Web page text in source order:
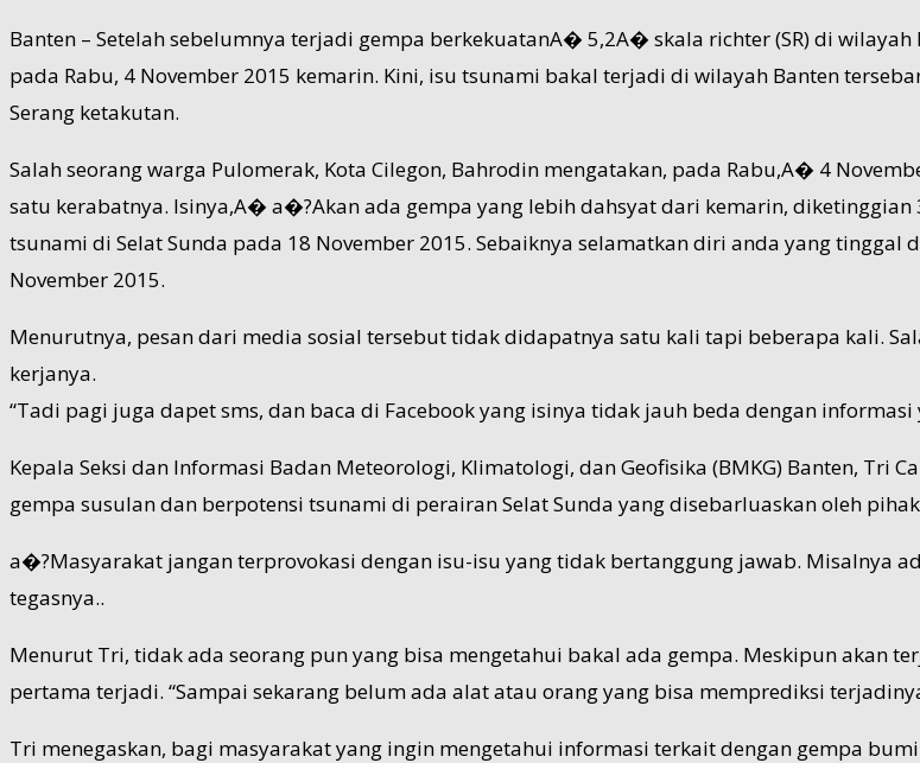
Banten – Setelah sebelumnya terjadi gempa berkekuatanA� 5,2A� skala richter (SR) di
pada Rabu, 4 November 2015 kemarin. Kini, isu tsunami bakal terjadi di wilayah Banten
Serang ketakutan.
Salah seorang warga Pulomerak, Kota Cilegon, Bahrodin mengatakan, pada Rabu,A� 4
satu kerabatnya. Isinya,A� a�?Akan ada gempa yang lebih dahsyat dari kemarin,
tsunami di Selat Sunda pada 18 November 2015. Sebaiknya selamatkan diri anda yang tinggal
November 2015.
Menurutnya, pesan dari media sosial tersebut tidak didapatnya satu kali tapi beberapa kali.
kerjanya.
“Tadi pagi juga dapet sms, dan baca di Facebook yang isinya tidak jauh beda dengan informasi
Kepala Seksi dan Informasi Badan Meteorologi, Klimatologi, dan Geofisika (BMKG) Banten, Tri
gempa susulan dan berpotensi tsunami di perairan Selat Sunda yang disebarluaskan oleh
a�?Masyarakat jangan terprovokasi dengan isu-isu yang tidak bertanggung jawab. Misalnya
tegasnya..
Menurut Tri, tidak ada seorang pun yang bisa mengetahui bakal ada gempa. Meskipun akan
pertama terjadi. “Sampai sekarang belum ada alat atau orang yang bisa memprediksi
Tri menegaskan, bagi masyarakat yang ingin mengetahui informasi terkait dengan gempa